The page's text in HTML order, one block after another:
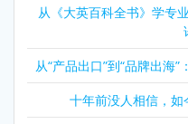
从《大英百科全书》学专
从“产品出口”到“品牌出海
十年前没人相信，